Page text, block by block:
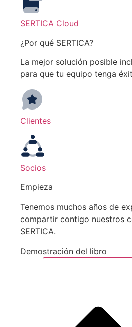
SERTICA Cloud
¿Por qué SERTICA?
La mejor solución posible
para que tu equipo tenga
Clientes
Socios
Empieza
Tenemos muchos años de
compartir contigo nuestros
SERTICA.
Demostración del libro